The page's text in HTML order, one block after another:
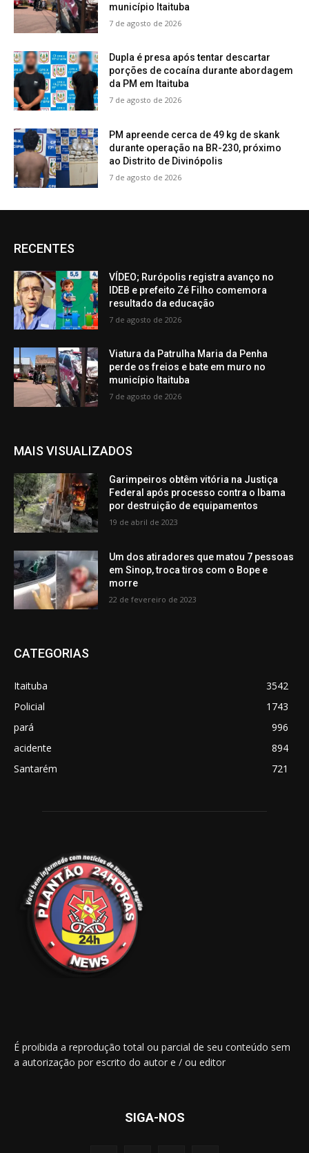
município Itaituba
7 de agosto de 2026
Dupla é presa após tentar descartar
porções de cocaína durante abordagem
da PM em Itaituba
7 de agosto de 2026
PM apreende cerca de 49 kg de skank
durante operação na BR-230, próximo
ao Distrito de Divinópolis
7 de agosto de 2026
RECENTES
VÍDEO; Rurópolis registra avanço no
IDEB e prefeito Zé Filho comemora
resultado da educação
7 de agosto de 2026
Viatura da Patrulha Maria da Penha
perde os freios e bate em muro no
município Itaituba
7 de agosto de 2026
MAIS VISUALIZADOS
Garimpeiros obtêm vitória na Justiça
Federal após processo contra o Ibama
por destruição de equipamentos
19 de abril de 2023
Um dos atiradores que matou 7 pessoas
em Sinop, troca tiros com o Bope e
morre
22 de fevereiro de 2023
CATEGORIAS
Itaituba
3542
Policial
1743
pará
996
acidente
894
Santarém
721
É proibida a reprodução total ou parcial de seu conteúdo sem
a autorização por escrito do autor e / ou editor
SIGA-NOS